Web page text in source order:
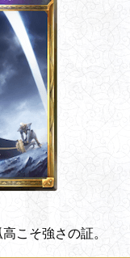
こそ強さの証。